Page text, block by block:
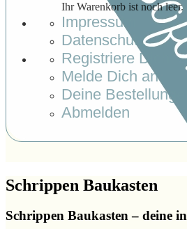
Ihr Warenkorb ist noch leer.
Impressum
Datenschutz
Registriere Dich
Melde Dich an
Deine Bestellungen
Abmelden
Schrippen Baukasten
Schrippen Baukasten – deine